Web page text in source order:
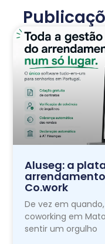
Aluseg: a
Co.work
De vez em
coworking em
sentir um orgulho